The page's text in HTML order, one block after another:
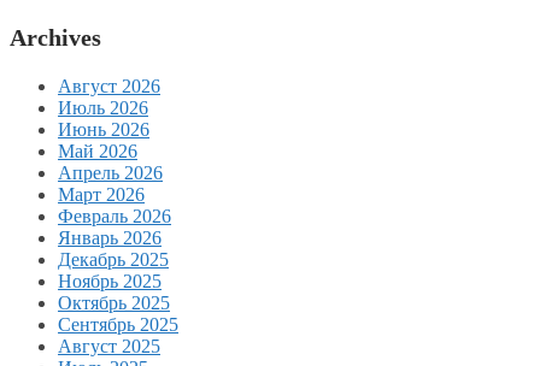
Archives
Август 2026
Июль 2026
Июнь 2026
Май 2026
Апрель 2026
Март 2026
Февраль 2026
Январь 2026
Декабрь 2025
Ноябрь 2025
Октябрь 2025
Сентябрь 2025
Август 2025